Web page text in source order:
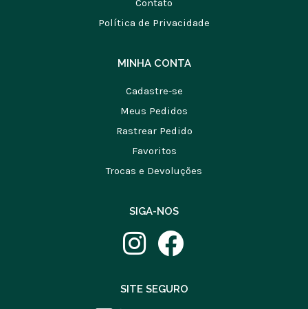
Contato
Política de Privacidade
MINHA CONTA
Cadastre-se
Meus Pedidos
Rastrear Pedido
Favoritos
Trocas e Devoluções
SIGA-NOS
SITE SEGURO